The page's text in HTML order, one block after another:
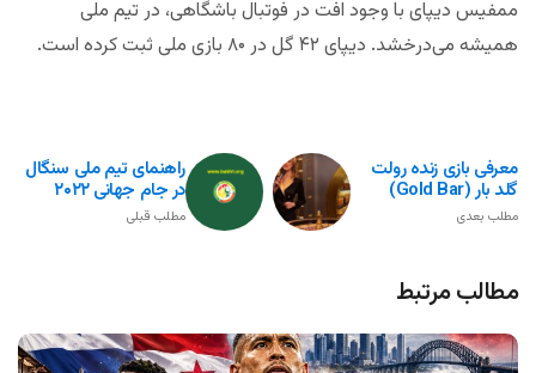
ممفیس دیپای با وجود افت در فوتبال باشگاهی، در تیم ملی
همیشه می‌درخشد. دیپای ۴۲ گل در ۸۰ بازی ملی ثبت کرده است.
راهنمای تیم ملی سنگال
در جام جهانی ۲۰۲۲
مطلب قبلی
معرفی بازی زنده رولت
گلد بار (Gold Bar)
مطلب بعدی
مطالب مرتبط